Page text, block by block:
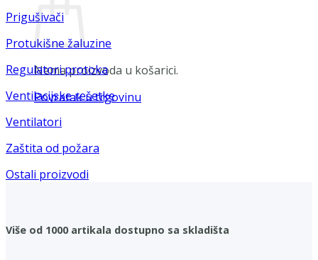
Nema proizvoda u košarici.
Povratak u trgovinu
Prigušivači
Protukišne žaluzine
Regulatori protoka
Ventilacijske rešetke
Ventilatori
Zaštita od požara
Ostali proizvodi
Više od 1000 artikala dostupno sa skladišta